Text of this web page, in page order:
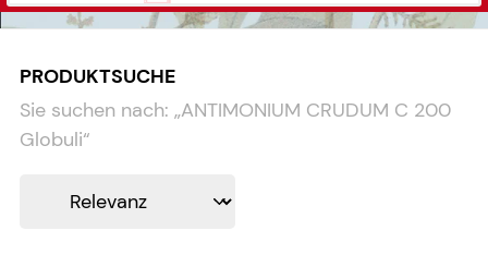
PRODUKTSUCHE
Sie suchen nach: „ANTIMONIUM CRUDUM C 200
Globuli“